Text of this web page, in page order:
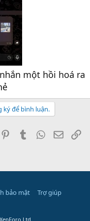
một hồi hoá ra
ký để bình luận.
PinterestTumblrWhatsApp
Email
bảo mật
Trợ giúp
Ltd.